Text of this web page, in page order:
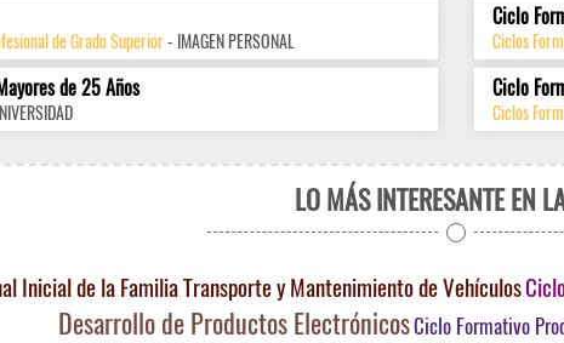
de Grado Superior- IMAGEN PERSONAL
Ciclo
Ciclos
de 25 Años Ciclo
Ciclos
LO MÁS INTERESANTE EN
Inicial de la Familia Transporte y Mantenimiento de Vehículos
Desarrollo de Productos ElectrónicosCiclo Formativo